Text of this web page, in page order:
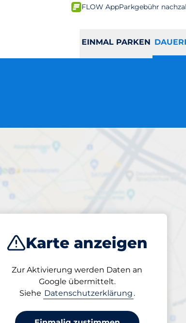
FLOW AppParkgebühr
EINMAL PARKEN
Karte anzeigen
Zur Aktivierung werden Daten an
Google übermittelt.
Siehe Datenschutzerklärung .
Philharmonie
Geöffnet